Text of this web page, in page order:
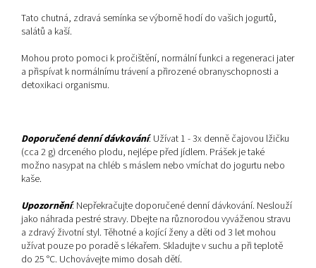
Tato chutná, zdravá semínka se výborně hodí do vašich jogurtů,
salátů a kaší.
Mohou proto pomoci k pročištění, normální funkci a regeneraci jater
a přispívat k normálnímu trávení a přirozené obranyschopnosti a
detoxikaci organismu.
Doporučené denní dávkování: Užívat 1 - 3x denně čajovou lžičku
(cca 2 g) drceného plodu, nejlépe před jídlem. Prášek je také
možno nasypat na chléb s máslem nebo vmíchat do jogurtu nebo
kaše.
Upozornění: Nepřekračujte doporučené denní dávkování. Neslouží
jako náhrada pestré stravy. Dbejte na různorodou vyváženou stravu
a zdravý životní styl. Těhotné a kojící ženy a děti od 3 let mohou
užívat pouze po poradě s lékařem. Skladujte v suchu a při teplotě
do 25 °C. Uchovávejte mimo dosah dětí.